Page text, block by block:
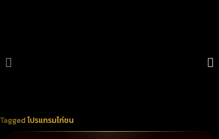
Taggedโปรแกรมไก่ชน